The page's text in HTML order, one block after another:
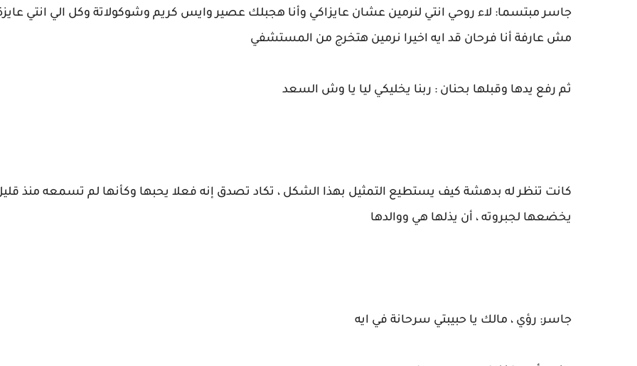
جاسر مبتسما: لاء روحي انتي لنرمين عشان عايزاكي وأنا هجبلك عصير وايس كريم وشوكولاتة وكل الي انتي عايزة
مش عارفة أنا فرحان قد ايه اخيرا نرمين هتخرج من المستشفي
ثم رفع يدها وقبلها بحنان : ربنا يخليكي ليا يا وش السعد
كانت تنظر له بدهشة كيف يستطيع التمثيل بهذا الشكل ، تكاد تصدق إنه فعلا يحبها وكأنها لم تسمعه منذ
يخضعها لجبروته ، أن يذلها هي ووالدها
جاسر: رؤي ، مالك يا حبيبتي سرحانة في ايه